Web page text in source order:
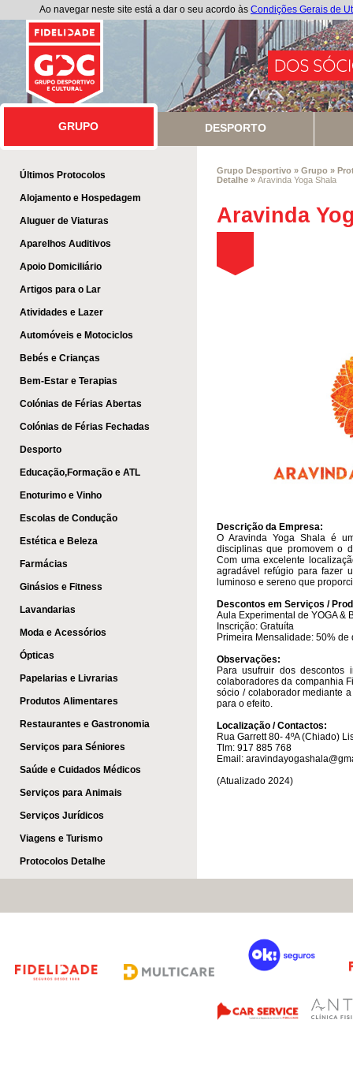
Ao navegar neste site está a dar o seu acordo às Condições Gerais de
GRUPO
GRUPO DESPORTO
Últimos Protocolos
Alojamento e Hospedagem
Aluguer de Viaturas
Aparelhos Auditivos
Apoio Domiciliário
Artigos para o Lar
Atividades e Lazer
Automóveis e Motociclos
Bebés e Crianças
Bem-Estar e Terapias
Colónias de Férias Abertas
Colónias de Férias Fechadas
Desporto
Educação,Formação e ATL
Enoturimo e Vinho
Escolas de Condução
Estética e Beleza
Farmácias
Ginásios e Fitness
Lavandarias
Moda e Acessórios
Ópticas
Papelarias e Livrarias
Produtos Alimentares
Restaurantes e Gastronomia
Serviços para Séniores
Saúde e Cuidados Médicos
Serviços para Animais
Serviços Jurídicos
Viagens e Turismo
Protocolos Detalhe
Grupo Desportivo » Grupo »
Detalhe » Aravinda Yoga Shala
Aravinda
Descrição da Empresa:
O Aravinda Yoga Shala é
disciplinas que promovem o
Com uma excelente
agradável refúgio para fazer
luminoso e sereno que
Descontos em Serviços /
Aula Experimental de YOGA &
Inscrição: Gratuíta
Primeira Mensalidade: 50% de
Observações:
Para usufruir dos descontos
colaboradores da companhia
sócio / colaborador mediante
para o efeito.
Localização / Contactos:
Rua Garrett 80- 4ºA (Chiado)
Tlm: 917 885 768
Email:
(Atualizado 2024)